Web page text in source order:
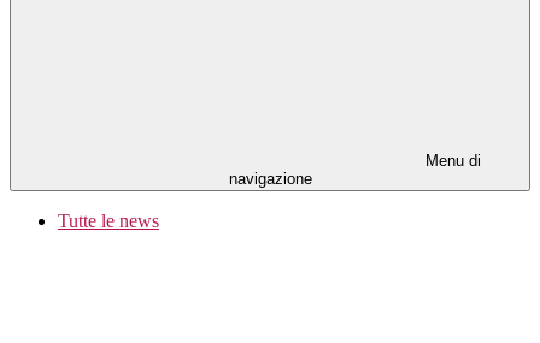
Menu di
navigazione
Tutte le news